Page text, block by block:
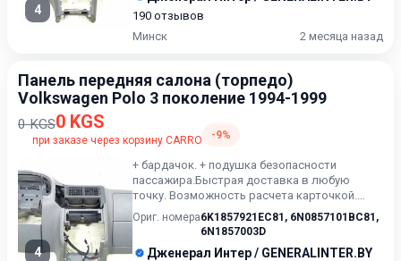
4
190 отзывов
Минск
2 месяца назад
Панель передняя салона (торпедо)
Volkswagen Polo 3 поколение 1994-1999
0 KGS0 KGS
при заказе через корзину CARRO -9%
4
+ бардачок. + подушка безопасности
пассажира.Быстрая доставка в любую
точку. Возможность расчета карточкой.
Рассрочка. Проверка качества. Ос...
Ориг. номера6K1857921EC81 , 6N0857101BC81 ,
6N1857003D
Дженерал Интер / GENERALINTER.BY